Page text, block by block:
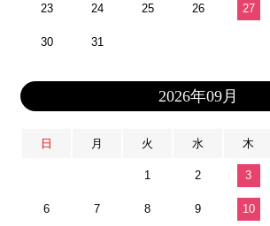
23 24 25 26 27
30 31
2026年09月
日 月 火 水 木
1 2 3
6 7 8 9 10